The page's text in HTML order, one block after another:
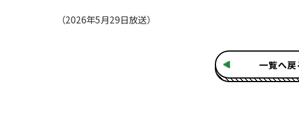
（2026年5月29日放送）
一覧へ戻